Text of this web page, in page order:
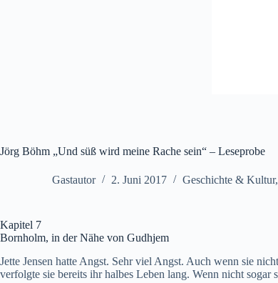
Jörg Böhm „Und süß wird meine Rache sein“ – Leseprobe
Gastautor 2. Juni 2017 Geschichte & Kultur,
Kapitel 7
Bornholm, in der Nähe von Gudhjem
Jette Jensen hatte Angst. Sehr viel Angst. Auch wenn sie
verfolgte sie bereits ihr halbes Leben lang. Wenn nicht sogar